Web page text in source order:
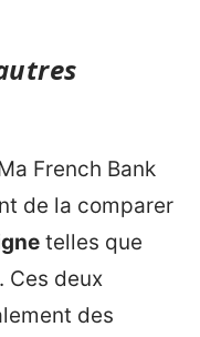
French Bank
de la comparer
telles que
. Ces deux
des